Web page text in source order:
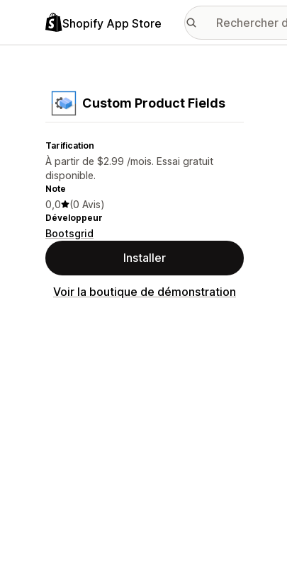
Shopify App Store
Custom Product Fields
Tarification
À partir de $2.99 /mois. Essai gratuit
disponible.
Note
0,0 (0 Avis)
Développeur
Bootsgrid
Installer
Voir la boutique de démonstration